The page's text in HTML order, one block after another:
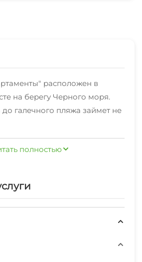
расположен в
на берегу Черного моря.
галечного пляжа займет не
плату на территории
свой автомобиль.
Вам полезную
детская площадка, беседка и
полностью